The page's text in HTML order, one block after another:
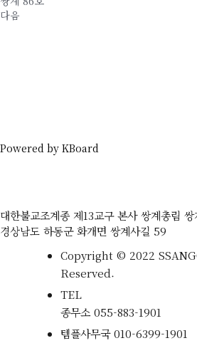
다음
Powered by KBoard
대한불교조계종 제13교구 본사 쌍계총림 쌍
경상남도 하동군 화개면 쌍계사길 59
Copyright © 2022
Reserved.
TEL
종무소055-883-1901
템플사무국010-6399-1901